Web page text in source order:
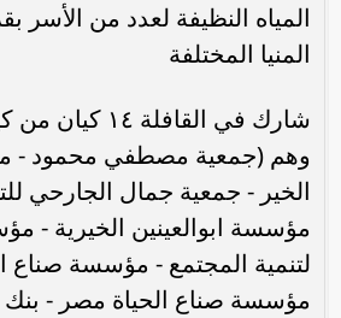
المياه النظيفة لعدد من الأسر
المنيا المختلفة
شارك في القافلة
وهم (جمعية مصطفي محمود -
الخير - جمعية جمال الجارحي
مؤسسة ابوالعينين الخيرية -
لتنمية المجتمع - مؤسسة صناع
مؤسسة صناع الحياة مصر -